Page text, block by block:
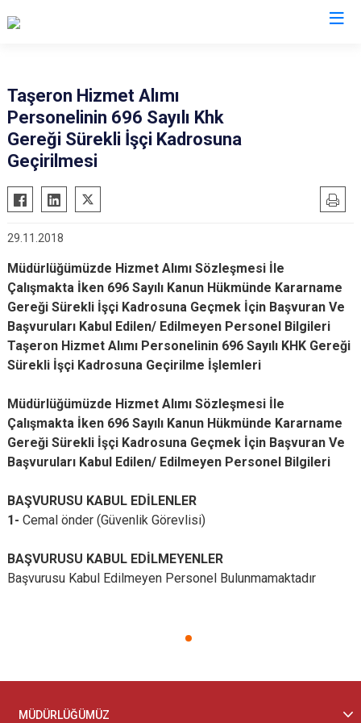
Taşeron Hizmet Alımı
Personelinin 696 Sayılı Khk
Gereği Sürekli İşçi Kadrosuna
Geçirilmesi
29.11.2018
Müdürlüğümüzde Hizmet Alımı Sözleşmesi İle
Çalışmakta İken 696 Sayılı Kanun Hükmünde Kararname
Gereği Sürekli İşçi Kadrosuna Geçmek İçin Başvuran Ve
Başvuruları Kabul Edilen/ Edilmeyen Personel Bilgileri
Taşeron Hizmet Alımı Personelinin 696 Sayılı KHK Gereği
Sürekli İşçi Kadrosuna Geçirilme İşlemleri
Müdürlüğümüzde Hizmet Alımı Sözleşmesi İle
Çalışmakta İken 696 Sayılı Kanun Hükmünde Kararname
Gereği Sürekli İşçi Kadrosuna Geçmek İçin Başvuran Ve
Başvuruları Kabul Edilen/ Edilmeyen Personel Bilgileri
BAŞVURUSU KABUL EDİLENLER
1- Cemal önder (Güvenlik Görevlisi)
BAŞVURUSU KABUL EDİLMEYENLER
Başvurusu Kabul Edilmeyen Personel Bulunmamaktadır
MÜDÜRLÜĞÜMÜZ